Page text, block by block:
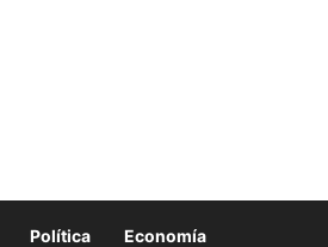
Política Economía